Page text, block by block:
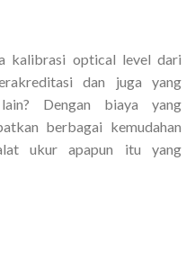
kalibrasi optical level dari
dan juga yang
Dengan biaya yang
berbagai kemudahan
ukur apapun itu yang